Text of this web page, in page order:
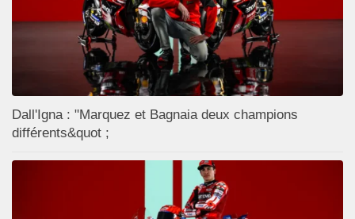
Dall'Igna : "Marquez et Bagnaia deux champions
différents&quot ;